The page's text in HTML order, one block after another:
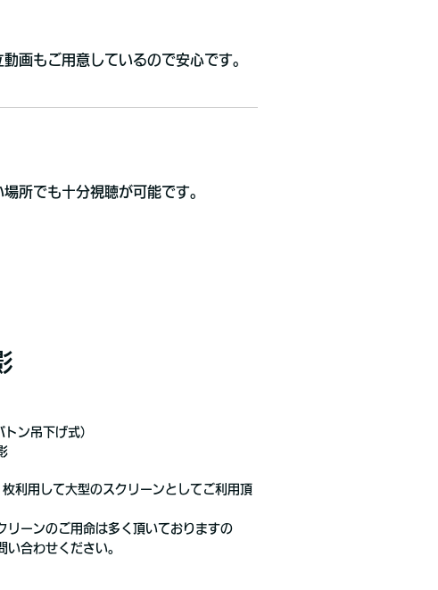
画もご用意しているので安心です。
所でも十分視聴が可能です。
ン吊下げ式）
利用して大型のスクリーンとしてご利用頂
リーンのご用命は多く頂いておりますの
合わせください。